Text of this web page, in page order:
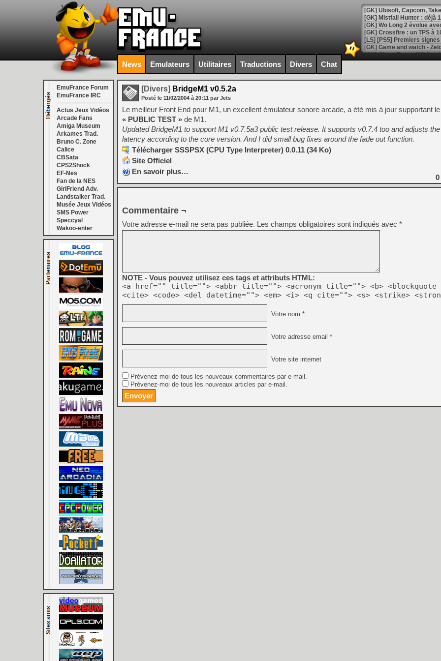
[GK] Mistfall Hunter : déjà
[GK] Wo Long 2 évolue
[GK] Crossfire : un TPS à
[LS] [PS5] Premiers
[Mo5] DOOM arrive en
[GK] Bethesda fête les 30
[GK] Roblox : l'action en
[GK] Agenda - GeForce
[GK] Devolver Digital en a
[LS] [PS5] ps5-y2jb-
[GK] Pourquoi Marvel
[GK] Test : Restory : Chill
[GK] GTA 6 : Rockstar
[GK] Hot Wheels Infinite
[GK] Mémoire cash -
[GK] Résultats Nintendo :
[GK] Déjà des
[Mo5] Brickboy cherche à
[GK] Minecraft et ses «
[GK] Beast of
[GK] Ubisoft : fin de partie
[GK] Mémoire cash -
[GK] Dan Houser (GTA)
[GK] Comment EA Sports
[GK] Crimson Moon : un
[GK] Isle of Reveries : le
[GK] Moonlighter 2 : The
[GK] Capcom relance
[Mo5] Deux inédits du
News Emulateurs Utilitaires Traductions Divers Chat
EmuFrance Forum
EmuFrance IRC
===================
Actus Jeux Vidéos
Arcade Fans
Amiga Museum
Arkames Trad.
Bruno C. Zone
Calice
CBSata
CPS2Shock
EF-Nes
Fan de la NES
GirlFriend Adv.
Landstalker Trad.
Musée Jeux Vidéos
SMS Power
Speccyal
Wakoo-enter
[Divers] BridgeM1 v0.5.2a
Posté le 11/02/2004 à 20:11 par Jets
Le meilleur Front End pour M1, un excellent émulateur sonore arcade, a été mis à jour supportant
« PUBLIC TEST » de M1.
Updated BridgeM1 to support M1 v0.7.5a3 public test release. It supports v0.7.4 too and adjusts
latency according to the core version. And I did small bug fixes around the fade out function.
Télécharger SSSPSX (CPU Type Interpreter) 0.0.11 (34 Ko)
Site Officiel
En savoir plus…
0
Commentaire ¬
Votre adresse e-mail ne sera pas publiée. Les champs obligatoires sont indiqués avec *
NOTE - Vous pouvez utilisez ces tags et attributs HTML:
<a href="" title=""> <abbr title=""> <acronym title=""> <b> <blockquote
<cite> <code> <del datetime=""> <em> <i> <q cite=""> <s> <strike>
Votre nom *
Votre adresse email *
Votre site internet
Prévenez-moi de tous les nouveaux commentaires par e-mail.
Prévenez-moi de tous les nouveaux articles par e-mail.